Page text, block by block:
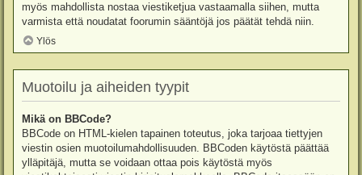
myös mahdollista nostaa viestiketjua vastaamalla siihen, mutta
varmista että noudatat foorumin sääntöjä jos päätät tehdä niin.
Ylös
Muotoilu ja aiheiden tyypit
Mikä on BBCode?
BBCode on HTML-kielen tapainen toteutus, joka tarjoaa tiettyjen
viestin osien muotoilumahdollisuuden. BBCoden käytöstä päättää
ylläpitäjä, mutta se voidaan ottaa pois käytöstä myös